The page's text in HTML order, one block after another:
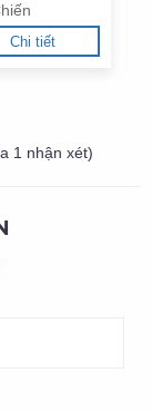
Chi tiết
1 nhận xét)